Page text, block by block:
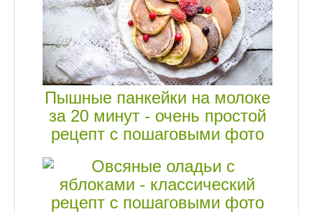
Пышные панкейки на молоке
за 20 минут - очень простой
рецепт с пошаговыми фото